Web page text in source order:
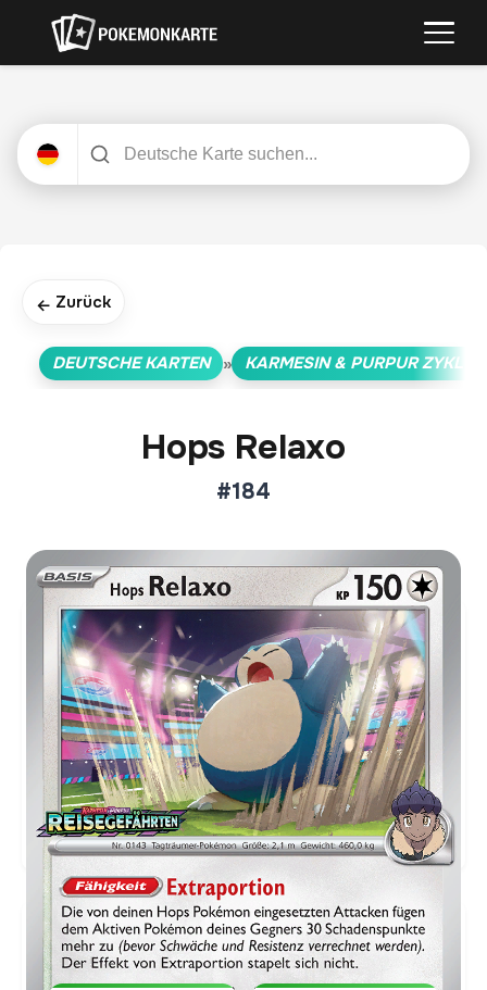
← Zurück
DEUTSCHE KARTEN » KARMESIN & PURPUR ZYKLUS
Hops Relaxo
#184
Aktueller Marktpreis
€15,56
Holofoil
Preise werden täglich aktualisiert.
Karten-Info Englische Version →